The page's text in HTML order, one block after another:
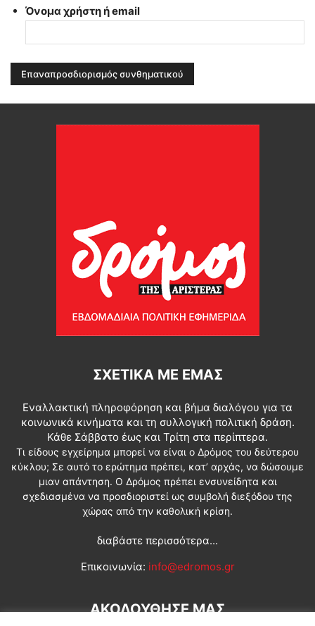
Όνομα χρήστη ή email
ΣΧΕΤΙΚΆ ΜΕ ΕΜΆΣ
Εναλλακτική πληροφόρηση και βήμα διαλόγου για τα
κοινωνικά κινήματα και τη συλλογική πολιτική δράση.
Κάθε Σάββατο έως και Τρίτη στα περίπτερα.
Τι είδους εγχείρημα μπορεί να είναι ο Δρόμος του δεύτερου
κύκλου; Σε αυτό το ερώτημα πρέπει, κατ’ αρχάς, να δώσουμε
μιαν απάντηση. Ο Δρόμος πρέπει ενσυνείδητα και
σχεδιασμένα να προσδιοριστεί ως συμβολή διεξόδου της
χώρας από την καθολική κρίση.
διαβάστε περισσότερα...
Επικοινωνία: info@edromos.gr
ΑΚΟΛΟΥΘΗΣΕ ΜΑΣ